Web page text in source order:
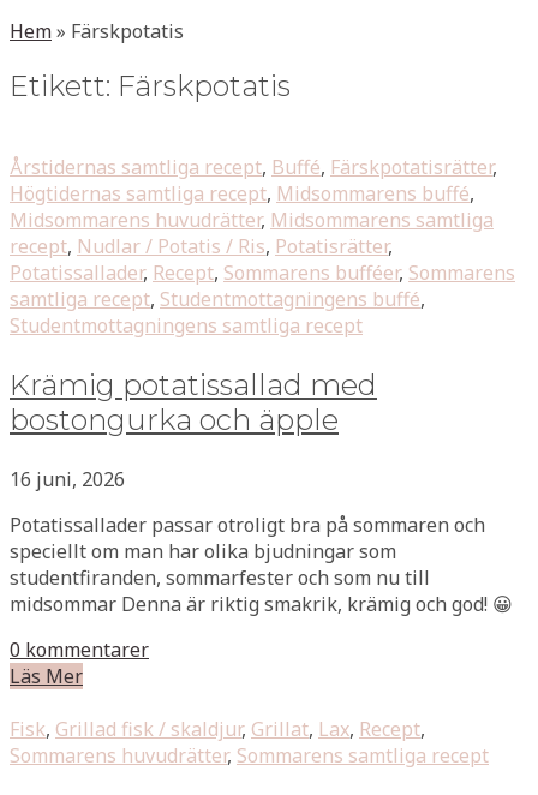
Hem» Färskpotatis
Etikett: Färskpotatis
Årstidernas samtliga recept, Buffé, Färskpotatisrätter,
Högtidernas samtliga recept, Midsommarens buffé,
Midsommarens huvudrätter, Midsommarens samtliga
recept, Nudlar / Potatis / Ris, Potatisrätter,
Potatissallader, Recept, Sommarens bufféer, Sommarens
samtliga recept, Studentmottagningens buffé,
Studentmottagningens samtliga recept
Krämig potatissallad med
bostongurka och äpple
16 juni, 2026
Potatissallader passar otroligt bra på sommaren och
speciellt om man har olika bjudningar som
studentfiranden, sommarfester och som nu till
midsommar Denna är riktig smakrik, krämig och god! 😀
0 kommentarer
Läs Mer
Fisk, Grillad fisk / skaldjur, Grillat, Lax, Recept,
Sommarens huvudrätter, Sommarens samtliga recept